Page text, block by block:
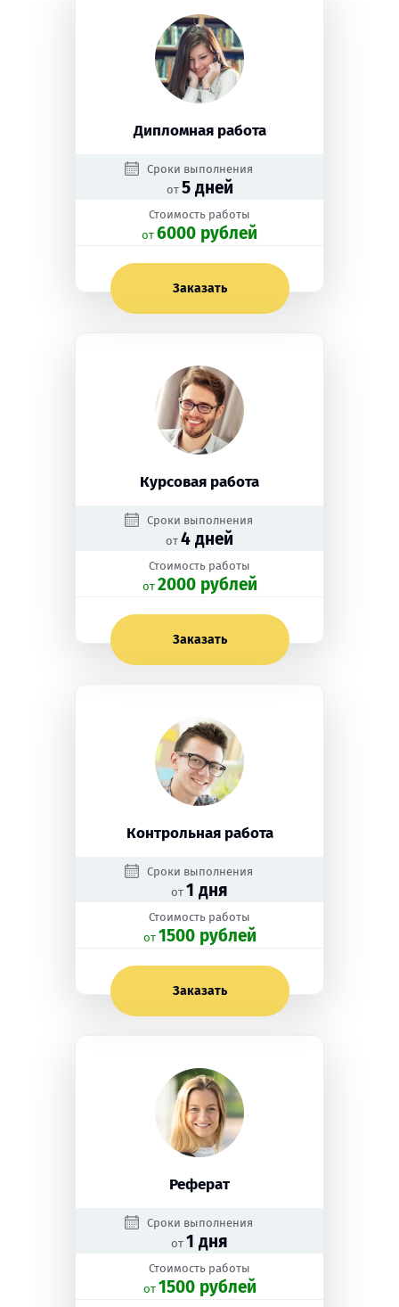
Дипломная работа
Сроки выполнения
от 5 дней
Стоимость работы
oт 6000 рублей
Заказать
Курсовая работа
Сроки выполнения
от 4 дней
Стоимость работы
oт 2000 рублей
Заказать
Контрольная работа
Сроки выполнения
от 1 дня
Стоимость работы
oт 1500 рублей
Заказать
Реферат
Сроки выполнения
от 1 дня
Стоимость работы
oт 1500 рублей